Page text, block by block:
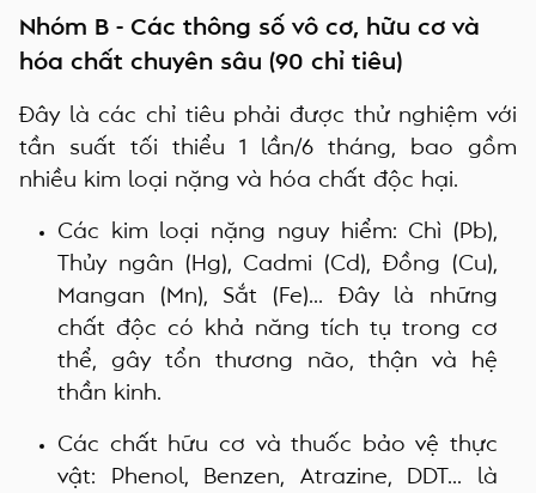
Nhóm B - Các thông số vô cơ, hữu cơ và
hóa chất chuyên sâu (90 chỉ tiêu)
Đây là các chỉ tiêu phải được thử nghiệm với
tần suất tối thiểu 1 lần/6 tháng, bao gồm
nhiều kim loại nặng và hóa chất độc hại.
Các kim loại nặng nguy hiểm: Chì (Pb),
Thủy ngân (Hg), Cadmi (Cd), Đồng (Cu),
Mangan (Mn), Sắt (Fe)... Đây là những
chất độc có khả năng tích tụ trong cơ
thể, gây tổn thương não, thận và hệ
thần kinh.
Các chất hữu cơ và thuốc bảo vệ thực
vật: Phenol, Benzen, Atrazine, DDT... là